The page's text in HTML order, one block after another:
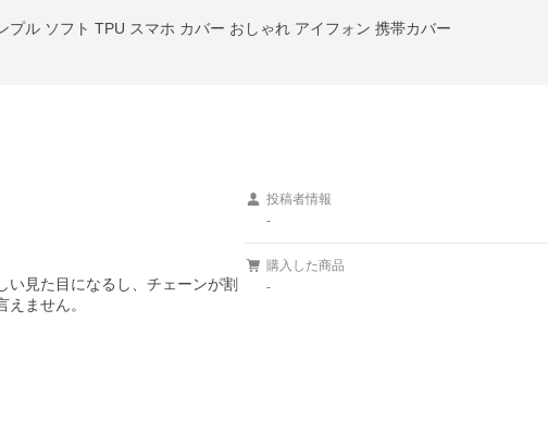
ル ソフト TPU スマホ カバー おしゃれ アイフォン 携帯カバー
見た目になるし、チェーンが割
ません。
投稿者情報
-
購入した商品
-